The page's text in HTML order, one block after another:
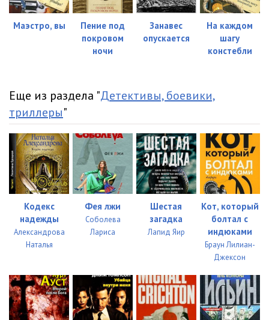
Глава 17-1 10:15
Глава 18-0 18:09
Маэстро, вы
Пение под
покровом
ночи
Занавес
опускается
На каждом
шагу
констебли
Еще из раздела "Детективы, боевики,
триллеры"
Кодекс
надежды
Александрова
Наталья
Фея лжи
Соболева
Лариса
Шестая
загадка
Лапид Яир
Кот, который
болтал с
индюками
Браун Лилиан-
Джексон